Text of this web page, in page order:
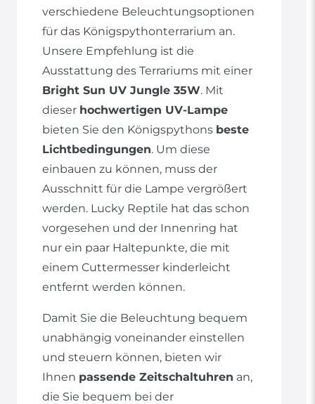
verschiedene Beleuchtungsoptionen
für das Königspythonterrarium an.
Unsere Empfehlung ist die
Ausstattung des Terrariums mit einer
Bright Sun UV Jungle 35W. Mit
dieser hochwertigen UV-Lampe
bieten Sie den Königspythons beste
Lichtbedingungen. Um diese
einbauen zu können, muss der
Ausschnitt für die Lampe vergrößert
werden. Lucky Reptile hat das schon
vorgesehen und der Innenring hat
nur ein paar Haltepunkte, die mit
einem Cuttermesser kinderleicht
entfernt werden können.
Damit Sie die Beleuchtung bequem
unabhängig voneinander einstellen
und steuern können, bieten wir
Ihnen passende Zeitschaltuhren an,
die Sie bequem bei der